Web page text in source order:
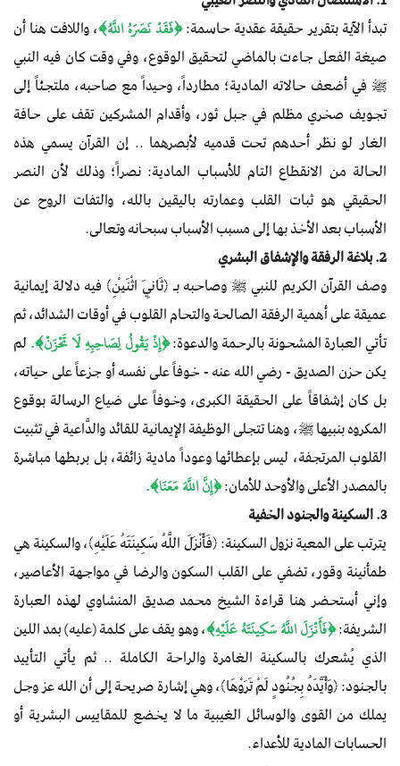
تبدأ الآية بتقرير حقيقة عقدية حاسمة:﴿فَقَدْ نَصَرَهُ اللَّهُ﴾، واللافت هنا أن
صيغة الفعل جاءت بالماضي لتحقيق الوقوع، وفي وقت كان فيه النبي
ﷺ في أضعف حالاته المادية؛ مطارداً، وحيداً مع صاحبه، ملتجئاً إلى
تجويف صخري مظلم في جبل ثور، وأقدام المشركين تقف على حافة
الغار لو نظر أحدهم تحت قدميه لأبصرهما .. إن القرآن يسمي هذه
الحالة من الانقطاع التام للأسباب المادية: نصراً؛ وذلك لأن النصر
الحقيقي هو ثبات القلب وعمارته باليقين بالله، والتفات الروح عن
الأسباب بعد الأخذ بها إلى مسبب الأسباب سبحانه وتعالى.
2. بلاغة الرفقة والإشفاق البشري
وصف القرآن الكريم للنبي ﷺ وصاحبه بـ ﴿ثَانِيَ اثْنَيْنِ﴾ فيه دلالة إيمانية
عميقة على أهمية الرفقة الصالحة والتحام القلوب في أوقات الشدائد، ثم
تأتي العبارة المشحونة بالرحمة والدعوة:﴿إِذْ يَقُولُ لِصَاحِبِهِ لَا تَحْزَنْ﴾. لم
يكن حزن الصديق - رضي الله عنه - خوفاً على نفسه أو جزعاً على حياته،
بل كان إشفاقاً على الحقيقة الكبرى، وخوفاً على ضياع الرسالة بوقوع
المكروه بنبيها ﷺ، وهنا تتجلى الوظيفة الإيمانية للقائد والدَّاعية في تثبيت
القلوب المرتجفة، ليس بإعطائها وعوداً مادية زائفة، بل بربطها مباشرة
بالمصدر الأعلى والأوحد للأمان:﴿إِنَّ اللَّهَ مَعَنَا﴾.
3. السكينة والجنود الخفية
يترتب على المعية نزول السكينة: ﴿فَأَنْزَلَ اللَّهُ سَكِينَتَهُ عَلَيْهِ﴾، والسكينة هي
طمأنينة وقور، تضفي على القلب السكون والرضا في مواجهة الأعاصير،
وإني أستحضر هنا قراءة الشيخ محمد صديق المنشاوي لهذه العبارة
الشريفة:﴿فَأَنْزَلَ اللَّهُ سَكِينَتَهُ عَلَيْهِ﴾، وهو يقف على كلمة (عليه) بمد اللين
الذي يُشعرك بالسكينة الغامرة والراحة الكاملة .. ثم يأتي التأييد
بالجنود: ﴿وَأَيَّدَهُ بِجُنُودٍ لَمْ تَرَوْهَا﴾، وهي إشارة صريحة إلى أن الله عز وجل
يملك من القوى والوسائل الغيبية ما لا يخضع للمقاييس البشرية أو
الحسابات المادية للأعداء.